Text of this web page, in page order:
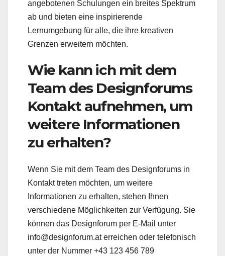
angebotenen Schulungen ein breites Spektrum
ab und bieten eine inspirierende
Lernumgebung für alle, die ihre kreativen
Grenzen erweitern möchten.
Wie kann ich mit dem
Team des Designforums
Kontakt aufnehmen, um
weitere Informationen
zu erhalten?
Wenn Sie mit dem Team des Designforums in
Kontakt treten möchten, um weitere
Informationen zu erhalten, stehen Ihnen
verschiedene Möglichkeiten zur Verfügung. Sie
können das Designforum per E-Mail unter
info@designforum.at erreichen oder telefonisch
unter der Nummer +43 123 456 789